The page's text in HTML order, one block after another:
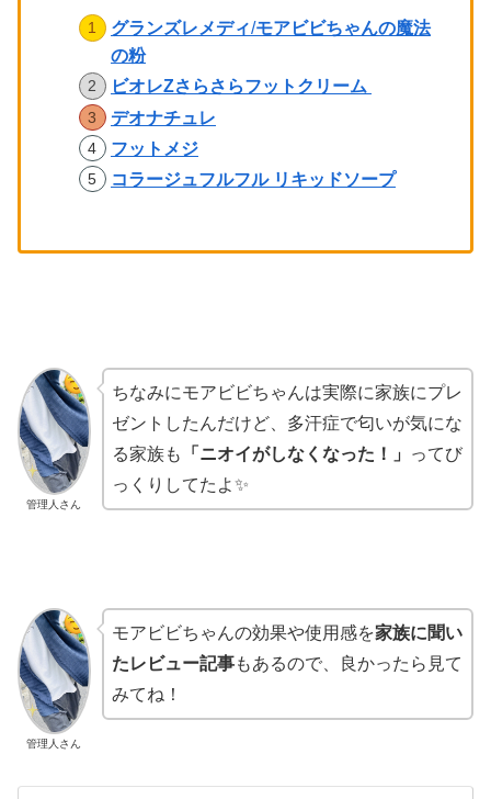
グランズレメディ/モアビビちゃんの魔法
の粉
ビオレZさらさらフットクリーム
デオナチュレ
フットメジ
コラージュフルフル リキッドソープ
管理人さん
ちなみにモアビビちゃんは実際に家族にプレ
ゼントしたんだけど、多汗症で匂いが気にな
る家族も 「ニオイがしなくなった！」
ってび
っくりしてたよ✨
管理人さん
モアビビちゃんの効果や使用感を家族に聞い
たレビュー記事もあるので、良かったら見て
みてね！